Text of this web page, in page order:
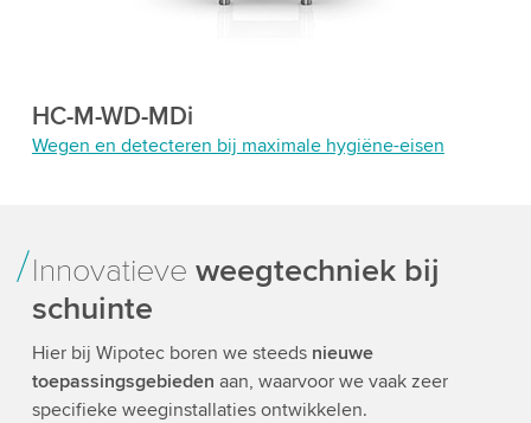
HC-M-WD-MDi
Wegen en detecteren bij maximale hygiëne-eisen
Innovatieve weegtechniek bij
schuinte
Hier bij Wipotec boren we steeds nieuwe
toepassingsgebieden aan, waarvoor we vaak zeer
specifieke weeginstallaties ontwikkelen.